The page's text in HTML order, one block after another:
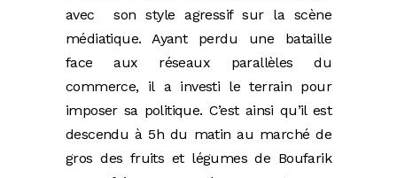
avec son style agressif sur la scène
médiatique. Ayant perdu une bataille
face aux réseaux parallèles du
commerce, il a investi le terrain pour
imposer sa politique. C’est ainsi qu’il est
descendu à 5h du matin au marché de
gros des fruits et légumes de Boufarik